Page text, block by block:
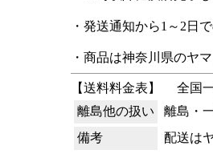
・発送通知から1～2日
・商品は神奈川県のヤ
【送料料金表】
全国一
離島他の扱い
離島・
備考
配送は